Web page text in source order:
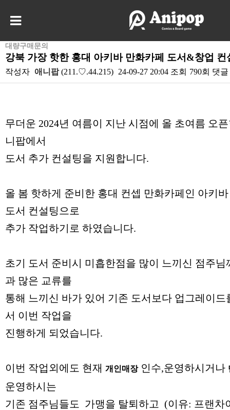
대량구매문의
강북 가장 핫한 홍대 아키바 만화카페 도서&창업 컨
작성자 애니팝(211.♡.44.215) 24-09-27 20:04 조회 790회 댓글
무더운 2024년 여름이 지난 시점에 올 초여름 오
니팝에서
도서 추가 컨설팅을 지원합니다.
올 봄 핫하게 준비한 홍대 컨셉 만화카페인 아키
도서 컨설팅으로
추가 작업하기로 하였습니다.
초기 도서 준비시 미흡한점을 많이 느끼신 점주
과 많은 교류를
통해 느끼신 바가 있어 기존 도서보다 업그레이
서 이번 작업을
진행하게 되었습니다.
이번 작업외에도 현재 개인매장인수,운영하시거나
운영하시는
기존 점주님들도 가맹을 탈퇴하고 (이유: 프랜차